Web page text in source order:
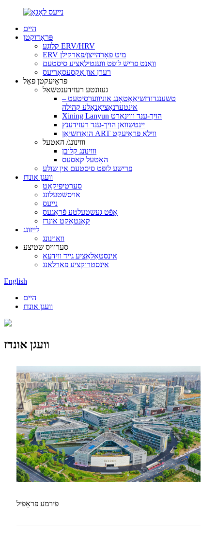
היים
פּראָדוקטן
קלוגע ERV/HRV
ERV מיט פאָרהייצן/פאָרקילן
וואַנט פריש לופט ווענטילאַציע סיסטעם
רערן און אַקסעסאָריעס
פּראָיעקטן פאַל
געזונטע רעזידענטשאַל
טשענגדודזשיאַאָטאָנג אוניווערסיטעט –
אינטערנאַציאָנאַלע קהילה
Xining Lanyun הויך-ענד וווינאָרט
יינטשוואַן הויך-ענד רעזידענץ
הואַדזשיאַן ART ווילאַ פּראָיעקט
וווינונג/ האטעל
וווינונג קלובן
האָטעל קאַסעס
פרישע לופט סיסטעם אין שולע
וועגן אונדז
סערטיפיקאַט
אויסשטעלונג
נייעס
אָפֿט געשטעלטע פֿראַגעס
קאָנטאַקט אונדז
לייזונג
וואוינונג
סערוויס שטיצע
אינסטאַלאַציע גייד ווידעא
אינסטרוקציע פארלאנג
English
היים
וועגן אונדז
וועגן אונדז
פירמע פּראָפיל